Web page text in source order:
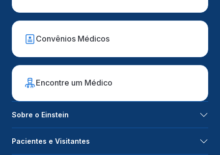
Convênios Médicos
Encontre um Médico
Sobre o Einstein
Pacientes e Visitantes